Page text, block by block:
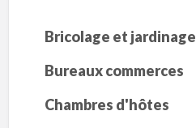
Bricolage et jardinage
Bureaux commerces
Chambres d'hôtes